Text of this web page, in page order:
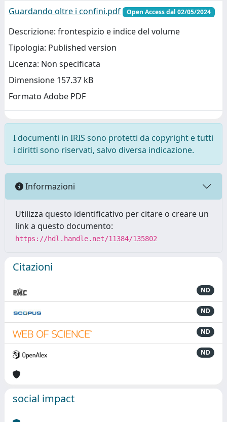
Guardando oltre i confini.pdf Open Access dal 02/05/2024
Descrizione: frontespizio e indice del volume
Tipologia: Published version
Licenza: Non specificata
Dimensione 157.37 kB
Formato Adobe PDF
I documenti in IRIS sono protetti da copyright e tutti
i diritti sono riservati, salvo diversa indicazione.
Informazioni
Utilizza questo identificativo per citare o creare un
link a questo documento:
https://hdl.handle.net/11384/135802
Citazioni
ND
ND
ND
ND
social impact